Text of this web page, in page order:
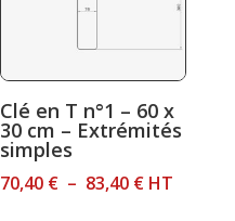
Clé en T n°1 – 60 x
30 cm – Extrémités
simples
70,40 € – 83,40 €Plage
HT